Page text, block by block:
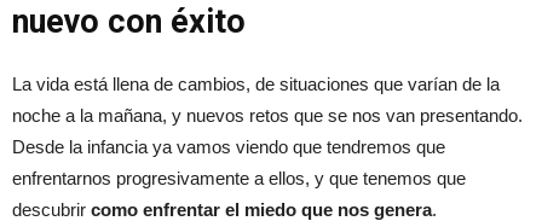
nuevo con éxito
La vida está llena de cambios, de situaciones que varían de la
noche a la mañana, y nuevos retos que se nos van presentando.
Desde la infancia ya vamos viendo que tendremos que
enfrentarnos progresivamente a ellos, y que tenemos que
descubrir como enfrentar el miedo que nos genera.